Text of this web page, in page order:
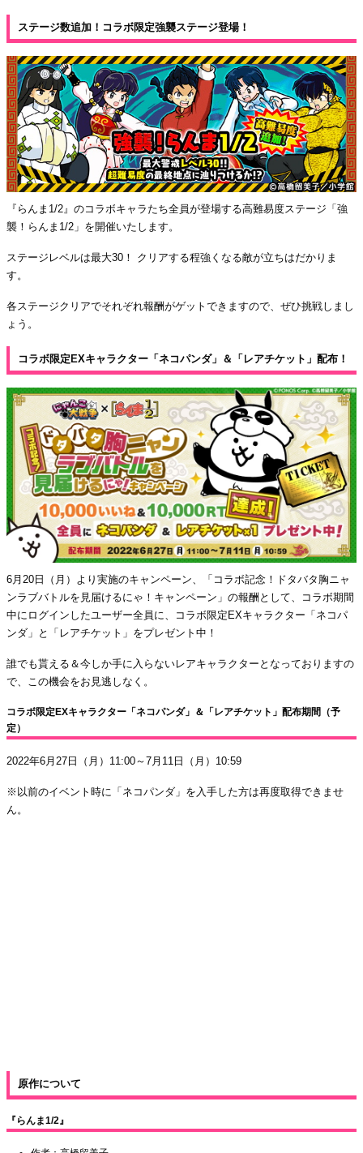
ステージ数追加！コラボ限定強襲ステージ登場！
『らんま1/2』のコラボキャラたち全員が登場する高難易度ステージ「強
襲！らんま1/2」を開催いたします。
ステージレベルは最大30！ クリアする程強くなる敵が立ちはだかりま
す。
各ステージクリアでそれぞれ報酬がゲットできますので、ぜひ挑戦しまし
ょう。
コラボ限定EXキャラクター「ネコパンダ」＆「レアチケット」配布！
6月20日（月）より実施のキャンペーン、「コラボ記念！ドタバタ胸ニャ
ンラブバトルを見届けるにゃ！キャンペーン」の報酬として、コラボ期間
中にログインしたユーザー全員に、コラボ限定EXキャラクター「ネコパ
ンダ」と「レアチケット」をプレゼント中！
誰でも貰える＆今しか手に入らないレアキャラクターとなっておりますの
で、この機会をお見逃しなく。
コラボ限定EXキャラクター「ネコパンダ」＆「レアチケット」配布期間（予
定）
2022年6月27日（月）11:00～7月11日（月）10:59
※以前のイベント時に「ネコパンダ」を入手した方は再度取得できませ
ん。
原作について
『らんま1/2』